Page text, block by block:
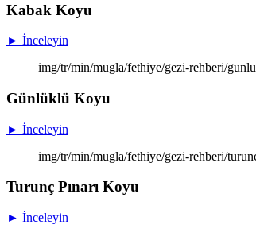
Kabak Koyu
► İnceleyin
img/tr/min/mugla/fethiye/gezi-rehberi/
Günlüklü Koyu
► İnceleyin
img/tr/min/mugla/fethiye/gezi-rehberi/
Turunç Pınarı Koyu
► İnceleyin